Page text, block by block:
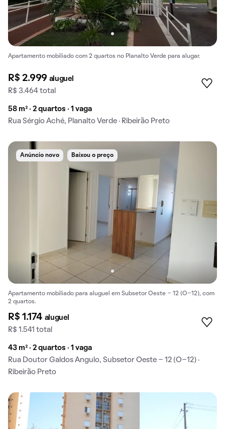
Apartamento mobiliado com 2 quartos no Planalto Verde para alugar.
R$ 2.999 aluguel
R$ 3.464 total
58 m² · 2 quartos · 1 vaga
Rua Sérgio Aché, Planalto Verde · Ribeirão Preto
Anúncio novo Baixou o preço
Apartamento mobiliado para aluguel em Subsetor Oeste - 12 (O-12), com
2 quartos.
R$ 1.174 aluguel
R$ 1.541 total
43 m² · 2 quartos · 1 vaga
Rua Doutor Galdos Angulo, Subsetor Oeste - 12 (O-12) ·
Ribeirão Preto